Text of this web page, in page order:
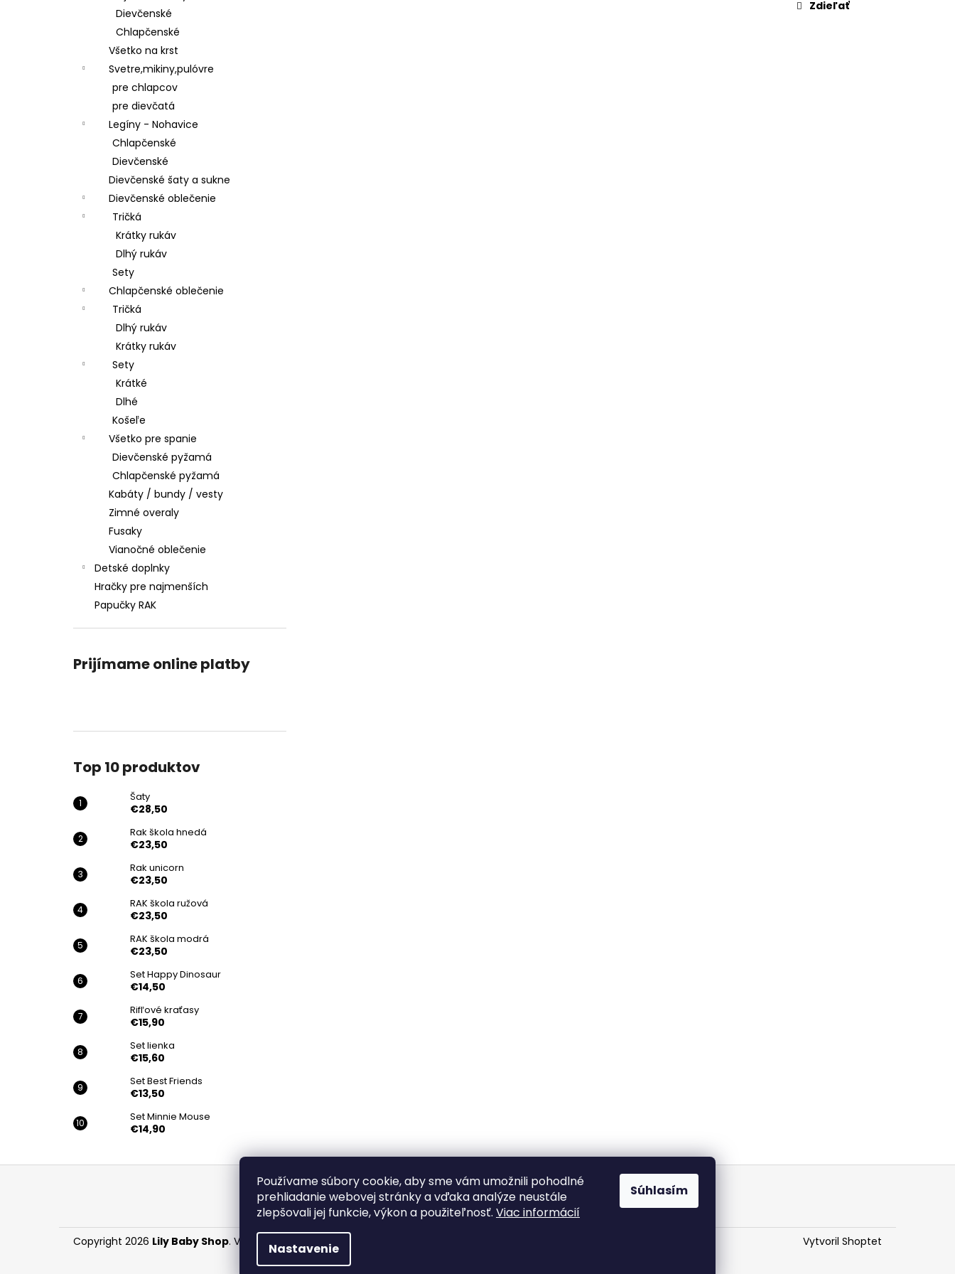
Používame súbory cookie, aby sme vám umožnili pohodlné
prehliadanie webovej stránky a vďaka analýze neustále
zlepšovali jej funkcie, výkon a použiteľnosť. Viac informácií
Nastavenie
Súhlasím
Dievčenské
Chlapčenské
Všetko na krst
Svetre,mikiny,pulóvre
pre chlapcov
pre dievčatá
Legíny - Nohavice
Chlapčenské
Dievčenské
Dievčenské šaty a sukne
Dievčenské oblečenie
Tričká
Krátky rukáv
Dlhý rukáv
Sety
Chlapčenské oblečenie
Tričká
Dlhý rukáv
Krátky rukáv
Sety
Krátké
Dlhé
Košeľe
Všetko pre spanie
Dievčenské pyžamá
Chlapčenské pyžamá
Kabáty / bundy / vesty
Zimné overaly
Fusaky
Vianočné oblečenie
Detské doplnky
Hračky pre najmenších
Papučky RAK
Prijímame online platby
Top 10 produktov
Šaty
€28,50
Rak škola hnedá
€23,50
Rak unicorn
€23,50
RAK škola ružová
€23,50
RAK škola modrá
€23,50
Set Happy Dinosaur
€14,50
Rifľové kraťasy
€15,90
Set lienka
€15,60
Set Best Friends
€13,50
Set Minnie Mouse
€14,90
Zdieľať
Z
Vytvoril Shoptet
Copyright 2026 Lily Baby Shop. Všetky práva vyhradené.